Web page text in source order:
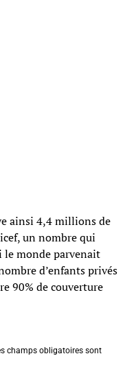
ainsi 4,4 millions de
un nombre qui
monde parvenait
d’enfants privés
90% de couverture
champs obligatoires sont